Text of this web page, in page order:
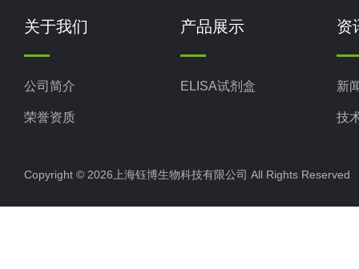
关于我们
公司简介
荣誉资质
产品展示
ELISA试剂盒
资
新
技
Copyright © 2026上海钰博生物科技有限公司 All Rights